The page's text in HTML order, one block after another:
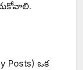
Posts) ఒక